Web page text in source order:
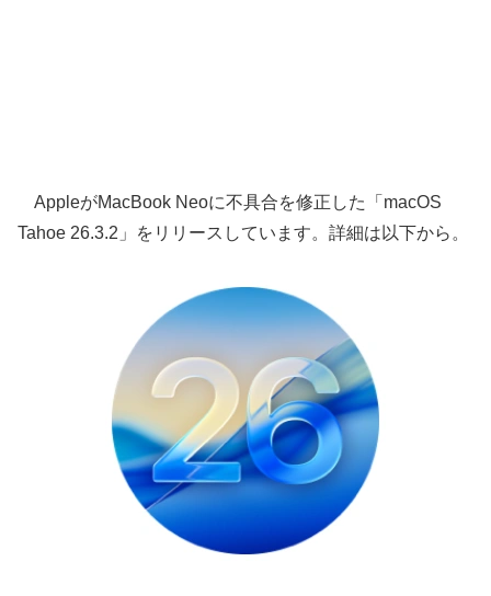
AppleがMacBook Neoに不具合を修正した「macOS
Tahoe 26.3.2」をリリースしています。詳細は以下から。